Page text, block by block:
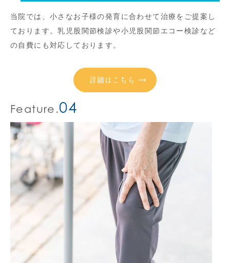
当院では、小さなお子様の発育に合わせて治療をご提案し
ております。乳児股関節検診や小児股関節エコー検診など
の自費にも対応しております。
詳細はこちら
Feature.04